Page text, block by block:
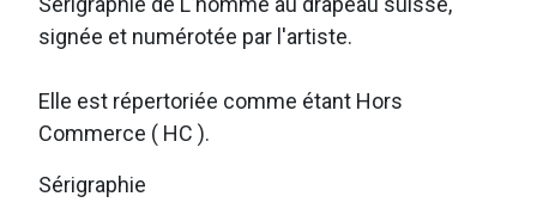
signée et numérotée par l'artiste.
Elle est répertoriée comme étant Hors
Commerce ( HC ).
Sérigraphie